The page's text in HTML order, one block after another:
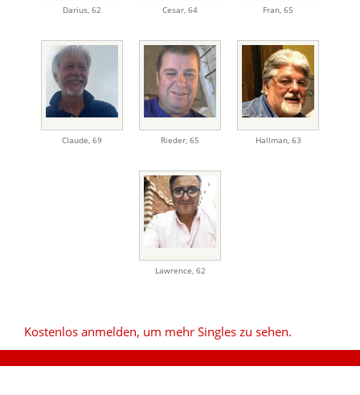
Darius 62 Cesar 64 Fran 65
Claude 69 Rieder 65 Hallman, 63
Lawrence 62
Kostenlos anmelden, um mehr Singles zu sehen.